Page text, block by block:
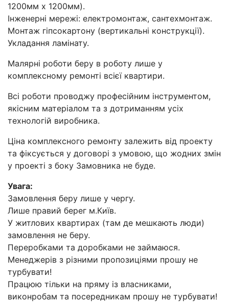
1200мм х 1200мм).
Інженерні мережі: електромонтаж, сантехмонтаж.
Монтаж гіпсокартону (вертикальні конструкції).
Укладання ламінату.
Малярні роботи беру в роботу лише у
комплексному ремонті всієї квартири.
Всі роботи проводжу професійним інструментом,
якісним матеріалом та з дотриманням усіх
технологій виробника.
Ціна комплексного ремонту залежить від проекту
та фіксується у договорі з умовою, що жодних змін
у проекті з боку Замовника не буде.
Увага:
Замовлення беру лише у чергу.
Лише правий берег м.Київ.
У житлових квартирах (там де мешкають люди)
замовлення не беру.
Переробками та доробками не займаюся.
Менеджерів з різними пропозиціями прошу не
турбувати!
Працюю тільки на пряму із власниками,
виконробам та посередникам прошу не турбувати!